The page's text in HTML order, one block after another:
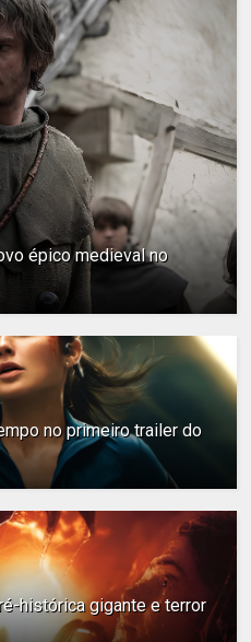
épico medieval no
no primeiro trailer do
histórica gigante e terror